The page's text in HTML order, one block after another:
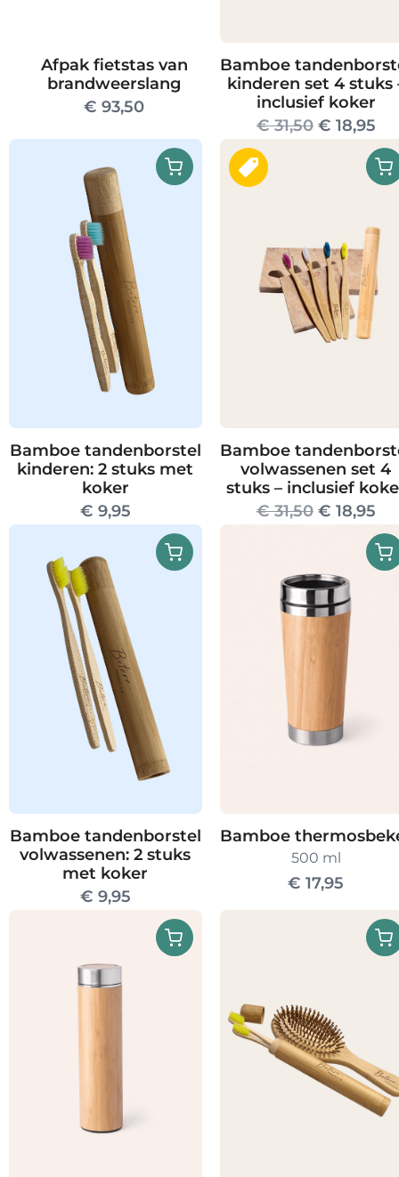
Afpak fietstas van
brandweerslang
€ 93,50
Bamboe
kinderen set 4 stuks
inclusief koker
€31,50 € 18,95
is:
Bamboe tandenborstel
kinderen: 2 stuks met
koker
€ 9,95
Bamboe
volwassenen set 4
stuks – inclusief
€31,50
€ 31,50.
€ 18,95
is:
Bamboe tandenborstel
volwassenen: 2 stuks
met koker
€ 9,95
Bamboe
500 ml
€ 17,95